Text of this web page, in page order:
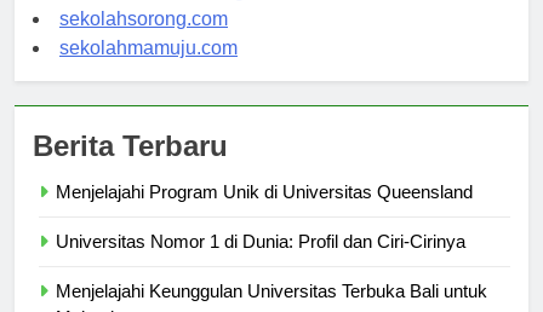
sekolahindonesia.org
sekolahsorong.com